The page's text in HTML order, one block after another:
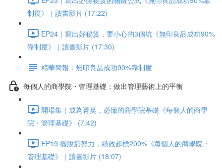
制度》｜讀書影片 (17:22)
EP24｜寫出好秘笈，要小心的3個坑《無印良品成功90%
靠制度》｜讀書影片 (17:30)
精華簡報：無印良品成功90%靠制度
每個人的商學院・管理基礎：做出管理藝術上的平衡
開場集｜成為菁英，必懂的商學院基礎《每個人的商學
院・管理基礎》 (7:42)
EP19.擺脫窮努力，績效超標200%《每個人的商學院・
管理基礎》｜讀書影片 (18:07)